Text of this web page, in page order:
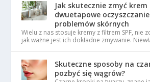
Jak skutecznie zmyć krem
dwuetapowe
problemów skórnych
Wielu z nas stosuje kremy z filtrem SPF, nie
jak ważne jest ich dokładne zmywanie.
Skuteczne sposoby na
pozbyć się wągrów?